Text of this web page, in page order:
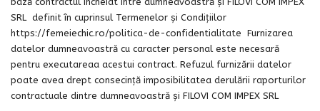
SRL definit în cuprinsul Termenelor și Condițiilor
https://femeiechic.ro/politica-de-confidentialitate Furnizarea
datelor dumneavoastră cu caracter personal este necesară
pentru executareaa acestui contract. Refuzul furnizării datelor
poate avea drept consecință imposibilitatea derulării raporturilor
contractuale dintre dumneavoastră și FILOVI COM IMPEX SRL